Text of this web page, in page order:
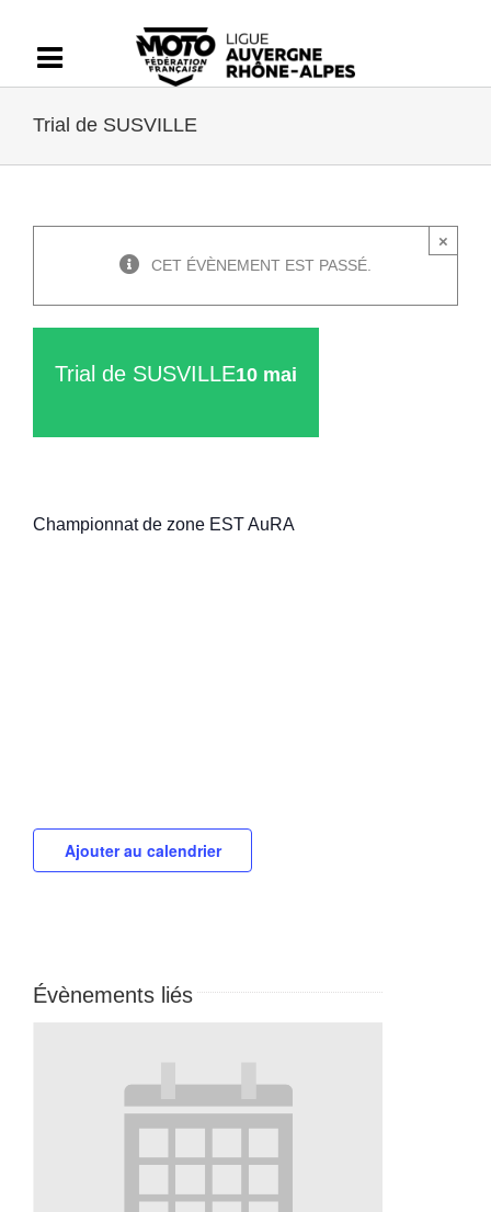
contenu
Trial de SUSVILLE
×
CET ÉVÈNEMENT EST PASSÉ.
Trial de SUSVILLE10 mai
Championnat de zone EST AuRA
Ajouter au calendrier
Évènements liés